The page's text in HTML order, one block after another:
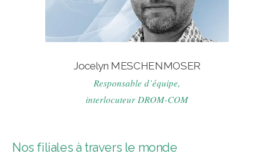
Jocelyn MESCHENMOSER
Responsable d’équipe,
interlocuteur DROM-COM
Nos filiales à travers le monde